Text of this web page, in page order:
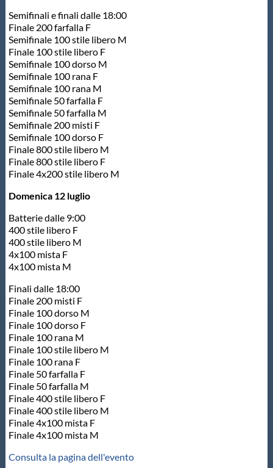
Semifinali e finali dalle 18:00
Finale 200 farfalla F
Semifinale 100 stile libero M
Finale 100 stile libero F
Semifinale 100 dorso M
Semifinale 100 rana F
Semifinale 100 rana M
Semifinale 50 farfalla F
Semifinale 50 farfalla M
Semifinale 200 misti F
Semifinale 100 dorso F
Finale 800 stile libero M
Finale 800 stile libero F
Finale 4x200 stile libero M
Domenica 12 luglio
Batterie dalle 9:00
400 stile libero F
400 stile libero M
4x100 mista F
4x100 mista M
Finali dalle 18:00
Finale 200 misti F
Finale 100 dorso M
Finale 100 dorso F
Finale 100 rana M
Finale 100 stile libero M
Finale 100 rana F
Finale 50 farfalla F
Finale 50 farfalla M
Finale 400 stile libero F
Finale 400 stile libero M
Finale 4x100 mista F
Finale 4x100 mista M
Consulta la pagina dell'evento